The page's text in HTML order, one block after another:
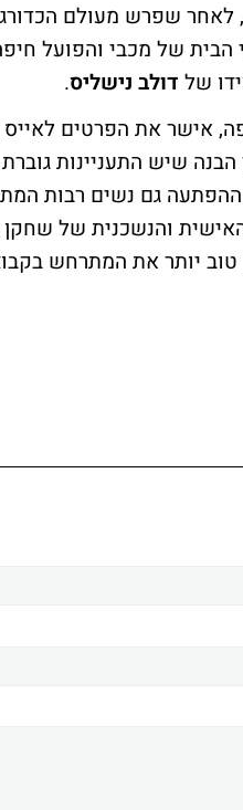
של מכבי והפועל
של דולב נישליס.
אישר את הפרטים
שיש התעניינות
ההפתעה גם נשים רבות
והנשכנית של
טוב יותר את המתרחש